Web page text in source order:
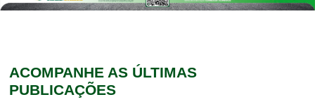
ACOMPANHE AS ÚLTIMAS
PUBLICAÇÕES